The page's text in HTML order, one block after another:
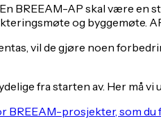
BREEAM-AP skal være
og byggemøte.
vil de gjøre noen
fra starten av. Her må
BREEAM-prosjekter, som du